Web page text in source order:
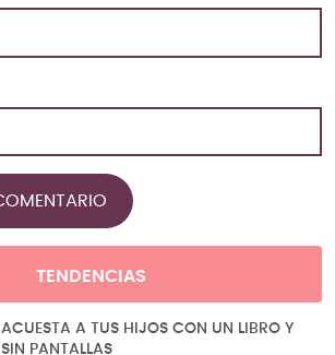
TENDENCIAS
ACUESTA A TUS HIJOS CON UN LIBRO Y
SIN PANTALLAS